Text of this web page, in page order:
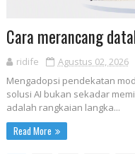
Cara merancang
ridife
Agustus 02, 2026
Mengadopsi pendekatan
solusi AI bukan sekadar
adalah rangkaian langka...
Read More